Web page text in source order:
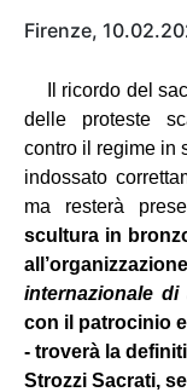
Firenze,
Il ricordo del
delle proteste
contro il regime in
indossato
ma resterà
scultura in
internazionale
con il patrocinio
-troverà la
Strozzi Sacrati,